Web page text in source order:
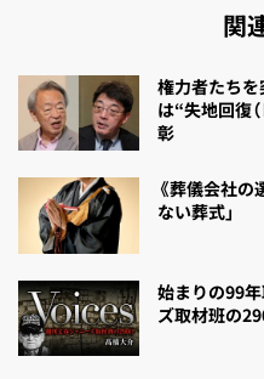
関
権力者たち
は“失地回復
彰
《葬儀会社の
ない葬式」
始まりの99
ズ取材班の